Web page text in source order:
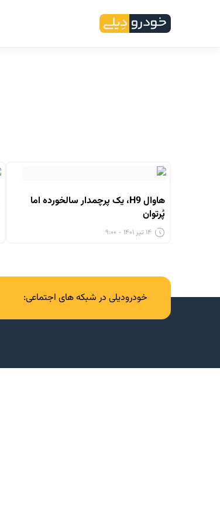
هاوال H9، یک پرچمدار سالخورده اما
پُرتوان
۱۴ تیر ۱۴۰۱ - ۹:۰۰
خودرودیلی در شبکه های اجتماعی: